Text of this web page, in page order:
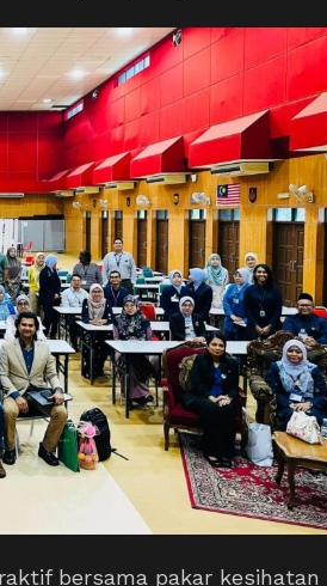
bersama pakar kesihatan